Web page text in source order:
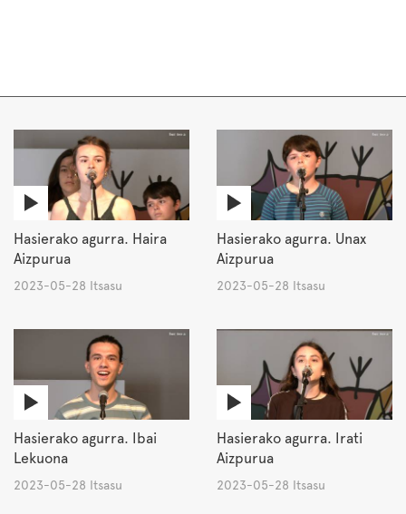
Hasierako agurra. Haira
Aizpurua
2023-05-28 Itsasu
Hasierako agurra. Unax
Aizpurua
2023-05-28 Itsasu
Hasierako agurra. Ibai
Lekuona
2023-05-28 Itsasu
Hasierako agurra. Irati
Aizpurua
2023-05-28 Itsasu